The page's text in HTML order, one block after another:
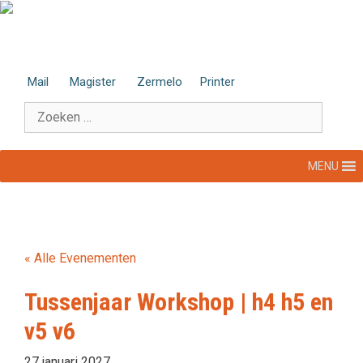
Ga
Mail Magister Zermelo Printer
Zoek
naar:
MENU
« Alle Evenementen
Tussenjaar Workshop | h4 h5 en
v5 v6